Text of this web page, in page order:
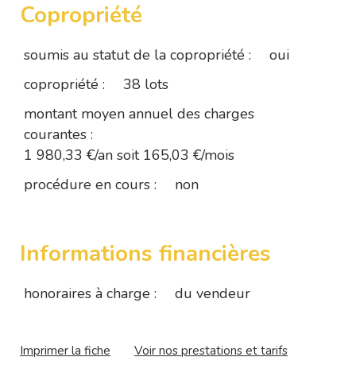
Copropriété
soumis au statut de la copropriété :
oui
copropriété :
38 lots
montant moyen annuel des charges
courantes :
1 980,33 €/an soit 165,03 €/mois
procédure en cours :
non
Informations financières
honoraires à charge : du vendeur
Imprimer la fiche Voir nos prestations et tarifs